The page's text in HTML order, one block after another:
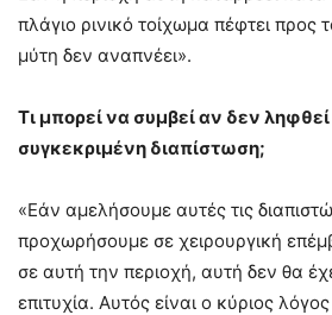
πλάγιο ρινικό τοίχωμα πέφτει προς
μύτη δεν αναπνέει».
Τι μπορεί να συμβεί αν δεν
συγκεκριμένη διαπίστωση;
«Εάν αμελήσουμε αυτές τις
προχωρήσουμε σε χειρουργική
σε αυτή την περιοχή, αυτή δεν θα
επιτυχία. Αυτός είναι ο κύριος